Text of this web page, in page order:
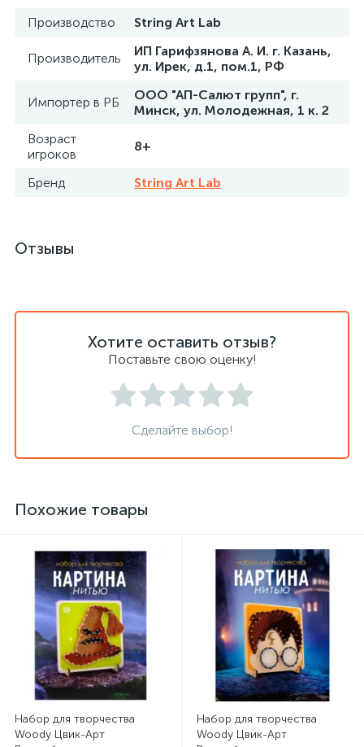
Производство String Art Lab
Производитель
ИП Гарифзянова А. И. г. Казань,
ул. Ирек, д.1, пом.1, РФ
Импортер в РБ
ООО "АП-Салют групп", г.
Минск, ул. Молодежная, 1 к. 2
Возраст
игроков
8+
Бренд String Art Lab
Отзывы
Хотите оставить отзыв?
Поставьте свою оценку!
Сделайте выбор!
Похожие товары
Набор для творчества
Woody Цвик-Арт
Набор для творчества
Woody Цвик-Арт